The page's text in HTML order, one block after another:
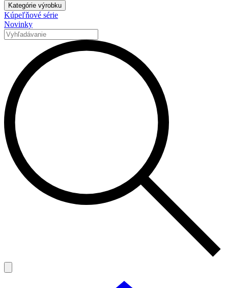
Kategórie výrobku
Kúpeľňové série
Novinky